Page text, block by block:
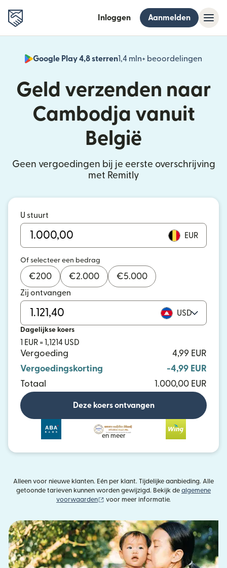
Inloggen Aanmelden
Google Play 4,8 sterren1,4 mln+ beoordelingen
Geld verzenden naar
Cambodja vanuit
België
Geen vergoedingen bij je eerste overschrijving
met Remitly
U stuurt
EUR
Of selecteer een bedrag
€200 €2.000 €5.000
Zij ontvangen
USD
Dagelijkse koers
1 EUR = 1,1214 USD
Vergoeding
4,99 EUR
Vergoedingskorting
-4,99 EUR
Totaal
1.000,00 EUR
Deze koers ontvangen
en meer
Alleen voor nieuwe klanten. Eén per klant. Tijdelijke aanbieding. Alle
getoonde tarieven kunnen worden gewijzigd. Bekijk de algemene
voorwaarden
(wordt geopend in een nieuw venster)
voor meer informatie.